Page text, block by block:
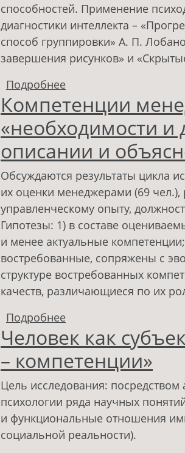
способностей. Применение
диагностики интеллекта –
способ группировки» А. П.
завершения рисунков» и
Подробнее
интеллектуально-
Компетенции
«необходимости и
описании и
Обсуждаются результаты цикла
их оценки менеджерами (69
управленческому опыту,
Гипотезы: 1) в составе
и менее актуальные
востребованные, сопряжены с
структуре востребованных
качеств, различающиеся по их
Подробнее
достаточности» в
Человек как
– компетенции»
Цель исследования:
психологии ряда научных
и функциональные отношения
социальной реальности).